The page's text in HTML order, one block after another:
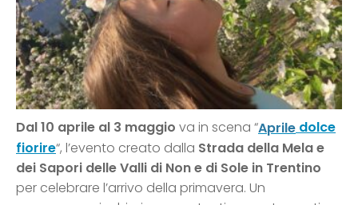
Dal 10 aprile al 3 maggio va in scena “Aprile dolce
fiorire“, l’evento creato dalla Strada della Mela e
dei Sapori delle Valli di Non e di Sole in Trentino
per celebrare l’arrivo della primavera. Un